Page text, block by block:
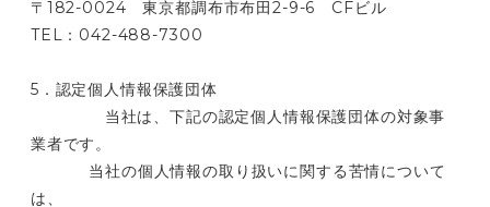
〒182-0024 東京都調布市布田2-9-6 CFビル
TEL：042-488-7300
5．認定個人情報保護団体
当社は、下記の認定個人情報保護団体の対象事
業者です。
当社の個人情報の取り扱いに関する苦情について
は、